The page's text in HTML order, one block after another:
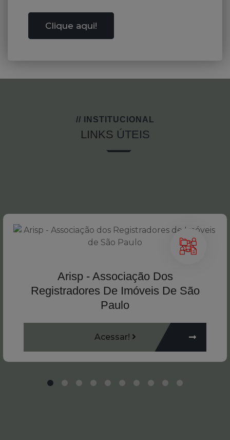
Clique aqui!
// INSTITUCIONAL
LINKS ÚTEIS
Arisp - Associação Dos
Registradores De Imóveis De São
Paulo
Acessar!